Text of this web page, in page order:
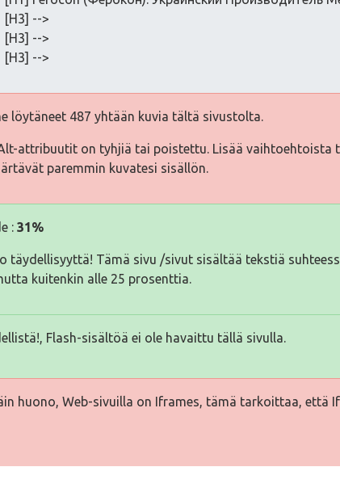
[H3] -->
[H3] -->
[H3] -->
löytäneet 487 yhtään kuvia tältä sivustolta.
attribuutit on tyhjiä tai poistettu. Lisää vaihtoehtoista
paremmin kuvatesi sisällön.
: 31%
täydellisyyttä! Tämä sivu /sivut sisältää tekstiä
kuitenkin alle 25 prosenttia.
Flash-sisältöä ei ole havaittu tällä sivulla.
huono, Web-sivuilla on Iframes, tämä tarkoittaa, että